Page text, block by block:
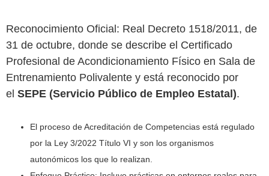
Reconocimiento Oficial: Real Decreto 1518/2011, de
31 de octubre, donde se describe el Certificado
Profesional de Acondicionamiento Físico en Sala de
Entrenamiento Polivalente y está reconocido por
el SEPE (Servicio Público de Empleo Estatal).
El proceso de Acreditación de Competencias está regulado
por la Ley 3/2022 Título VI y son los organismos
autonómicos los que lo realizan.